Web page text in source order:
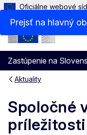
Prejsť na hlavný
Oficiálne webové
Zastúpenie na
Menu
Aktuality
Spoločné